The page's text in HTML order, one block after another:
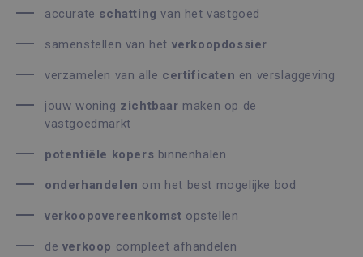
accurate schatting van het vastgoed
samenstellen van het verkoopdossier
verzamelen van alle certificaten en verslaggeving
jouw woning zichtbaar maken op de
vastgoedmarkt
potentiële kopers binnenhalen
onderhandelen om het best mogelijke bod
verkoopovereenkomst opstellen
de verkoop compleet afhandelen